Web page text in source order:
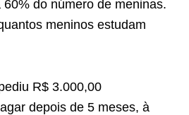
do número de meninas.
meninos estudam
R$ 3.000,00
depois de 5 meses, à